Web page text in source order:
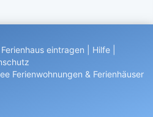
Ferienhaus eintragen Hilfe
Ferienwohnungen & Ferienhäuser